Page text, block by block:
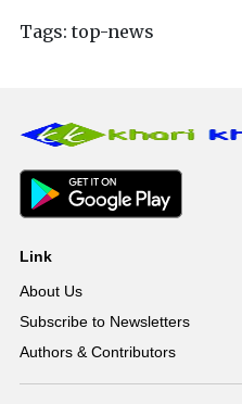
Tags: top-news
Link
About Us
Subscribe to Newsletters
Authors & Contributors